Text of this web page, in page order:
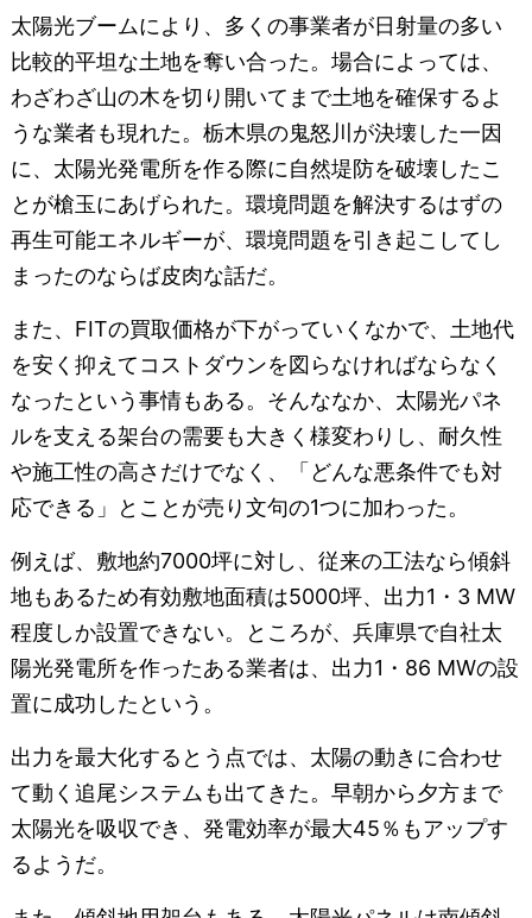
太陽光ブームにより、多くの事業者が日射量の多い
比較的平坦な土地を奪い合った。場合によっては、
わざわざ山の木を切り開いてまで土地を確保するよ
うな業者も現れた。栃木県の鬼怒川が決壊した一因
に、太陽光発電所を作る際に自然堤防を破壊したこ
とが槍玉にあげられた。環境問題を解決するはずの
再生可能エネルギーが、環境問題を引き起こしてし
まったのならば皮肉な話だ。
また、FITの買取価格が下がっていくなかで、土地代
を安く抑えてコストダウンを図らなければならなく
なったという事情もある。そんななか、太陽光パネ
ルを支える架台の需要も大きく様変わりし、耐久性
や施工性の高さだけでなく、「どんな悪条件でも対
応できる」とことが売り文句の1つに加わった。
例えば、敷地約7000坪に対し、従来の工法なら傾斜
地もあるため有効敷地面積は5000坪、出力1・3 MW
程度しか設置できない。ところが、兵庫県で自社太
陽光発電所を作ったある業者は、出力1・86 MWの設
置に成功したという。
出力を最大化するとう点では、太陽の動きに合わせ
て動く追尾システムも出てきた。早朝から夕方まで
太陽光を吸収でき、発電効率が最大45％もアップす
るようだ。